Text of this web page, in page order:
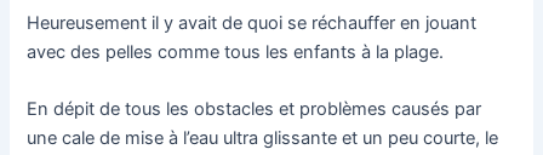
Heureusement il y avait de quoi se réchauffer en jouant
avec des pelles comme tous les enfants à la plage.
En dépit de tous les obstacles et problèmes causés par
une cale de mise à l’eau ultra glissante et un peu courte, le